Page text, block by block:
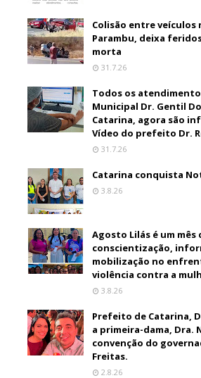
Colisão entre veículos
Parambu, deixa
morta
31.7.26
Todos os
Municipal Dr. Gentil
Catarina, agora são
Vídeo do prefeito Dr.
31.7.26
Catarina conquista
3.8.26
Agosto Lilás é um mês
conscientização,
mobilização no
violência contra a
3.8.26
Prefeito de Catarina,
a primeira-dama, Dra.
convenção do
Freitas.
2.8.26